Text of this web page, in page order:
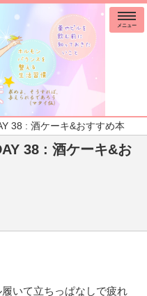
メニュー
38 : 酒ケーキ&おすすめ本
38 : 酒ケーキ&お
いて立ちっぱなしで疲れ